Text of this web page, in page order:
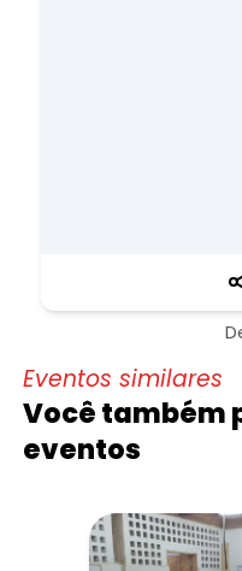
Eventos similares
Você também
eventos